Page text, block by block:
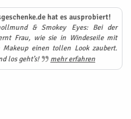
hat es ausprobiert!
& Smokey Eyes: Bei der
Frau, wie sie in Windeseile mit
Makeup einen tollen Look zaubert.
los geht’s!
mehr erfahren